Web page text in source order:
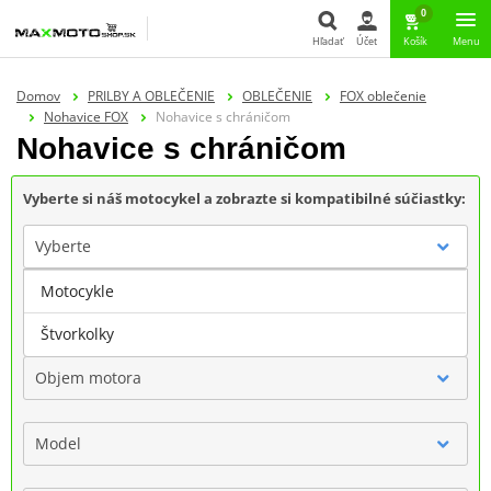
Hľadať
Hľadať Účet
0
Košík Menu
Domov PRILBY A OBLEČENIE OBLEČENIE
FOX oblečenie
Nohavice FOX
Nohavice s chráničom
Nohavice s chráničom
Vyberte si náš motocykel a zobrazte si kompatibilné súčiastky:
Vyberte
Značka
Objem motora
Model
Motocykle
Štvorkolky